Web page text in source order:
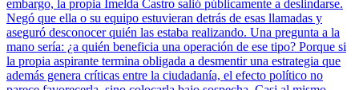
embargo, la propia Imelda Castro salió públicamente a deslindarse.
Negó que ella o su equipo estuvieran detrás de esas llamadas y
aseguró desconocer quién las estaba realizando. Una pregunta a la
mano sería: ¿a quién beneficia una operación de ese tipo? Porque si
la propia aspirante termina obligada a desmentir una estrategia que
además genera críticas entre la ciudadanía, el efecto político no